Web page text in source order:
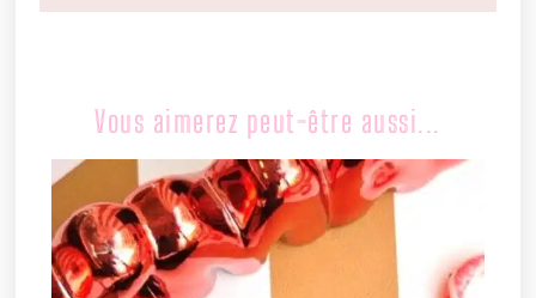
Vous aimerez peut-être aussi...